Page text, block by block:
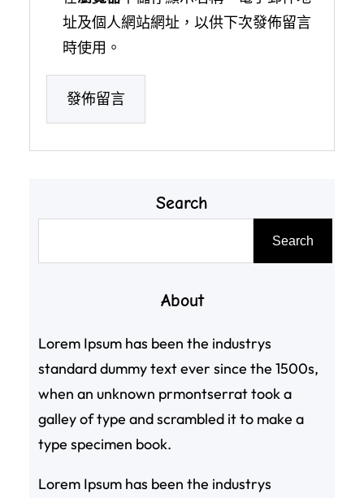
址及個人網站網址，以供下次發佈留言
時使用。
Search
Search
About
Lorem Ipsum has been the industrys
standard dummy text ever since the 1500s,
when an unknown prmontserrat took a
galley of type and scrambled it to make a
type specimen book.
Lorem Ipsum has been the industrys